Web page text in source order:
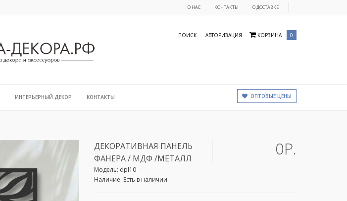
О НАС КОНТАКТЫ О ДОСТАВКЕ
ПОИСК АВТОРИЗАЦИЯ КОРЗИНА 0
ИНТЕРЬЕРНЫЙ ДЕКОР КОНТАКТЫ ОПТОВЫЕ ЦЕНЫ
ДЕКОРАТИВНАЯ ПАНЕЛЬ
ФАНЕРА / МДФ /МЕТАЛЛ
Модель: dpl10
Наличие: Есть в наличии
0Р.